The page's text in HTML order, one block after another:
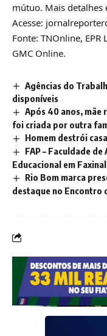
mútuo. Mais detalhes
Acesse:
Fonte: TNOnline, EPR
GMC Online.
Agências do
disponíveis
Após 40 anos, mãe
foi criada por outra
Homem destrói
FAP – Faculdade
Educacional em Faxinal
Rio Bom marca
destaque no Encontro